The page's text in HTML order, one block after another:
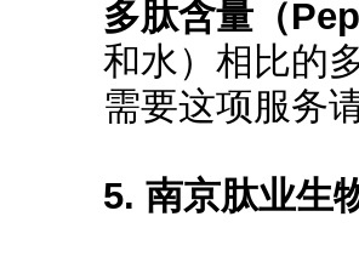
多肽含量（
和水）相比的
需要这项服务
5.南京肽业生